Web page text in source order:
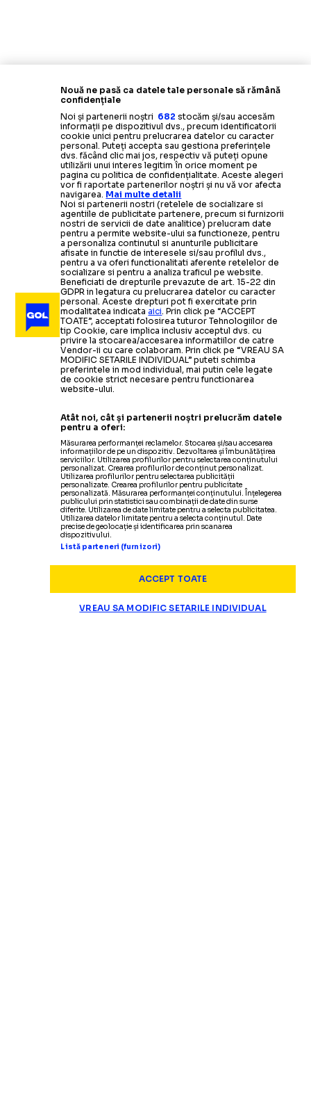
Nouă ne pasă ca datele tale personale să rămână
confidențiale
Noi și partenerii noștri 682 stocăm și/sau accesăm
informații pe dispozitivul dvs., precum identificatorii
cookie unici pentru prelucrarea datelor cu caracter
personal. Puteți accepta sau gestiona preferințele
dvs. făcând clic mai jos, respectiv vă puteți opune
utilizării unui interes legitim în orice moment pe
pagina cu politica de confidențialitate. Aceste alegeri
vor fi raportate partenerilor noștri și nu vă vor afecta
navigarea. Mai multe detalii
Noi si partenerii nostri (retelele de socializare si
agentiile de publicitate partenere, precum si furnizorii
nostri de servicii de date analitice) prelucram date
pentru a permite website-ului sa functioneze, pentru
a personaliza continutul si anunturile publicitare
afisate in functie de interesele si/sau profilul dvs.,
pentru a va oferi functionalitati aferente retelelor de
socializare si pentru a analiza traficul pe website.
Beneficiati de drepturile prevazute de art. 15-22 din
GDPR in legatura cu prelucrarea datelor cu caracter
personal. Aceste drepturi pot fi exercitate prin
modalitatea indicataaici. Prin click pe “ACCEPT
TOATE”, acceptati folosirea tuturor Tehnologiilor de
tip Cookie, care implica inclusiv acceptul dvs. cu
privire la stocarea/accesarea informatiilor de catre
Vendor-ii cu care colaboram. Prin click pe “VREAU SA
MODIFIC SETARILE INDIVIDUAL” puteti schimba
preferintele in mod individual, mai putin cele legate
de cookie strict necesare pentru functionarea
website-ului.
Atât noi, cât și partenerii noștri prelucrăm datele
pentru a oferi:
Măsurarea performanței reclamelor. Stocarea și/sau accesarea
informațiilor de pe un dispozitiv. Dezvoltarea și îmbunătățirea
serviciilor. Utilizarea profilurilor pentru selectarea conținutului
personalizat. Crearea profilurilor de conținut personalizat.
Utilizarea profilurilor pentru selectarea publicității
personalizate. Crearea profilurilor pentru publicitate
personalizată. Măsurarea performanței conținutului. Înțelegerea
publicului prin statistici sau combinații de date din surse
diferite. Utilizarea de date limitate pentru a selecta publicitatea.
Utilizarea datelor limitate pentru a selecta conținutul. Date
precise de geolocație și identificarea prin scanarea
dispozitivului.
Listă parteneri (furnizori)
ACCEPT TOATE
VREAU SA MODIFIC SETARILE INDIVIDUAL